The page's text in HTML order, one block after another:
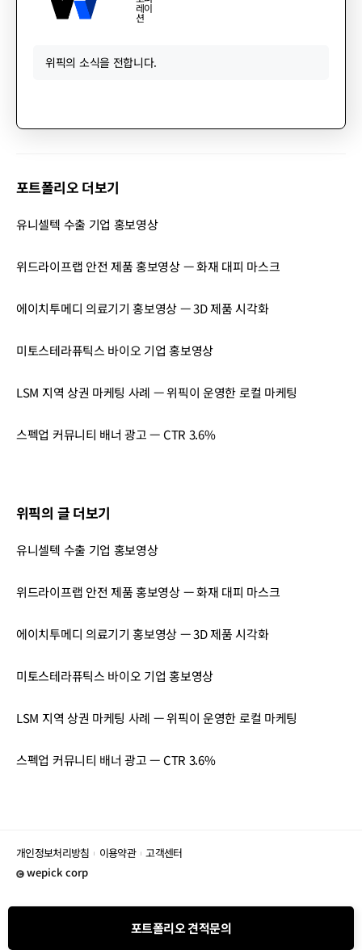
레이
션
위픽의 소식을 전합니다.
위픽의 글 더보기
유니셀텍 수출 기업 홍보영상
위드라이프랩 안전 제품 홍보영상 — 화재 대피 마스크
에이치투메디 의료기기 홍보영상 — 3D 제품 시각화
미토스테라퓨틱스 바이오 기업 홍보영상
LSM 지역 상권 마케팅 사례 — 위픽이 운영한 로컬 마케팅
스펙업 커뮤니티 배너 광고 — CTR 3.6%
포트폴리오 더보기
유니셀텍 수출 기업 홍보영상
위드라이프랩 안전 제품 홍보영상 — 화재 대피 마스크
에이치투메디 의료기기 홍보영상 — 3D 제품 시각화
미토스테라퓨틱스 바이오 기업 홍보영상
LSM 지역 상권 마케팅 사례 — 위픽이 운영한 로컬 마케팅
스펙업 커뮤니티 배너 광고 — CTR 3.6%
개인정보처리방침 이용약관
고객센터
wepick corp
포트폴리오 견적문의